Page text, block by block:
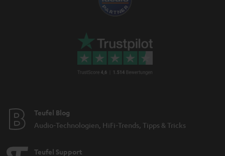
Teufel Blog
Audio-Technologien, HiFi-Trends, Tipps & Tricks
Teufel Support